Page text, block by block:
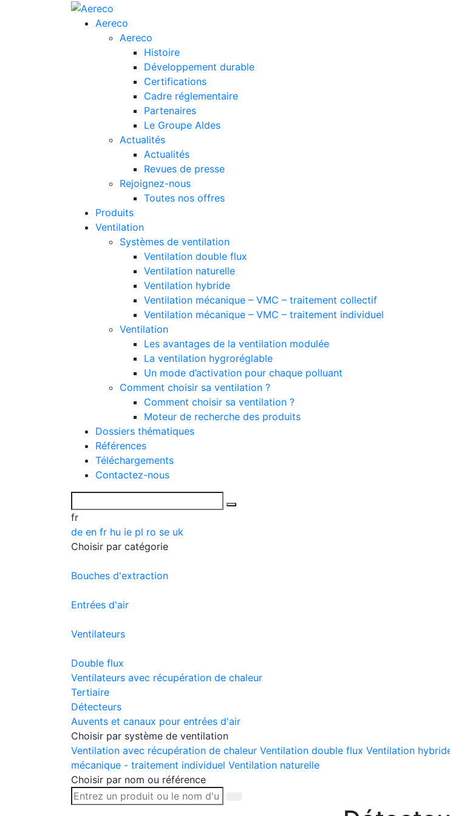
Aereco
Aereco
Histoire
Développement durable
Certifications
Cadre réglementaire
Partenaires
Le Groupe Aldes
Actualités
Actualités
Revues de presse
Rejoignez-nous
Toutes nos offres
Produits
Ventilation
Systèmes de ventilation
Ventilation double flux
Ventilation naturelle
Ventilation hybride
Ventilation mécanique – VMC – traitement collectif
Ventilation mécanique – VMC – traitement individuel
Ventilation
Les avantages de la ventilation modulée
La ventilation hygroréglable
Un mode d’activation pour chaque polluant
Comment choisir sa ventilation ?
Comment choisir sa ventilation ?
Moteur de recherche des produits
Dossiers thématiques
Références
Téléchargements
Contactez-nous
fr
de en fr hu ie pl ro se uk
Choisir par catégorie
Bouches d'extraction
Entrées d'air
Ventilateurs
Double flux
Ventilateurs avec récupération de chaleur
Tertiaire
Détecteurs
Auvents et canaux pour entrées d'air
Choisir par système de ventilation
Ventilation avec récupération de chaleur Ventilation double flux Ventilation
mécanique - traitement individuel Ventilation naturelle
Choisir par nom ou référence